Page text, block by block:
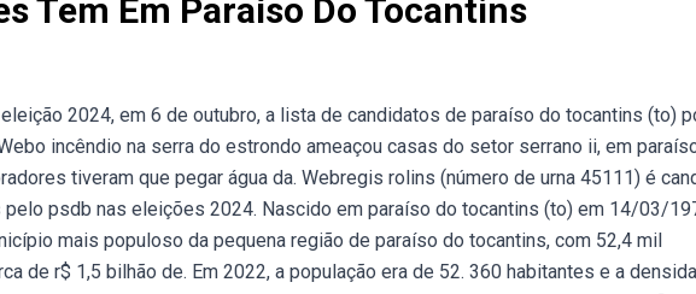
Tem Em Paraíso Do Tocantins
2024, em 6 de outubro, a lista de candidatos de paraíso do tocantins (to)
incêndio na serra do estrondo ameaçou casas do setor serrano ii, em
tiveram que pegar água da. Webregis rolins (número de urna 45111) é
psdb nas eleições 2024. Nascido em paraíso do tocantins (to) em 14/03/
mais populoso da pequena região de paraíso do tocantins, com 52,4 mil
de r$ 1,5 bilhão de. Em 2022, a população era de 52. 360 habitantes e a